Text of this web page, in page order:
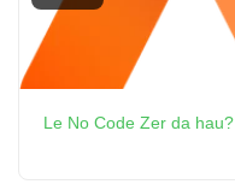
Le No Code Zer da hau?